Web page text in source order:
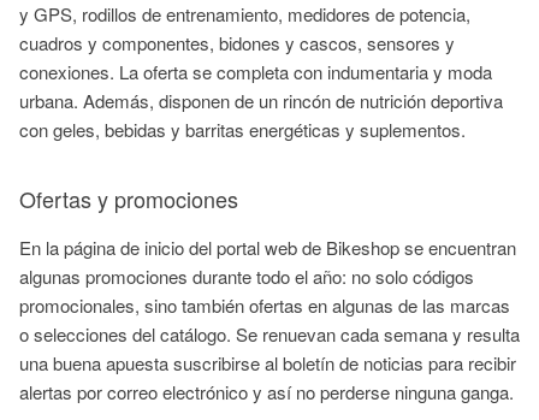
y GPS, rodillos de entrenamiento, medidores de potencia,
cuadros y componentes, bidones y cascos, sensores y
conexiones. La oferta se completa con indumentaria y moda
urbana. Además, disponen de un rincón de nutrición deportiva
con geles, bebidas y barritas energéticas y suplementos.
Ofertas y promociones
En la página de inicio del portal web de Bikeshop se encuentran
algunas promociones durante todo el año: no solo códigos
promocionales, sino también ofertas en algunas de las marcas
o selecciones del catálogo. Se renuevan cada semana y resulta
una buena apuesta suscribirse al boletín de noticias para recibir
alertas por correo electrónico y así no perderse ninguna ganga.